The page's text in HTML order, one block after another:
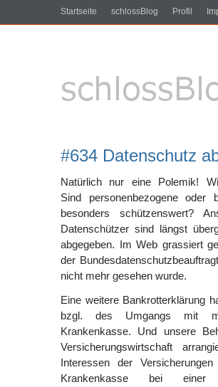
Startseite schlossBlog Profil
#634 Datenschutz
Natürlich nur eine Polemik!
Sind personenbezogene oder
besonders schützenswert?
Datenschützer sind längst
abgegeben. Im Web grassiert
der
nicht mehr gesehen wurde.
Eine weitere Bankrotterklärung
bzgl. des Umgangs mit
Krankenkasse. Und unsere
Versicherungswirtschaft
Interessen der
Krankenkasse bei einer